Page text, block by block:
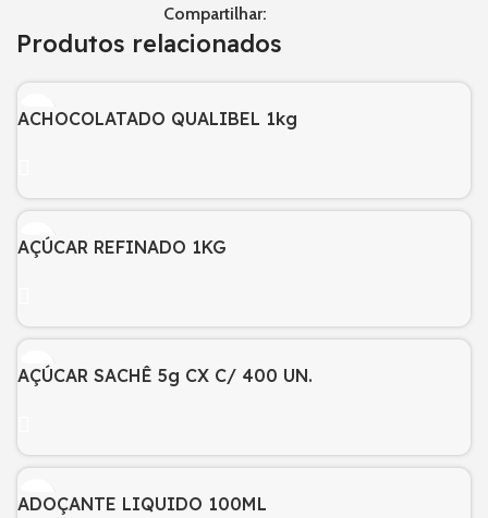
Compartilhar:
Produtos relacionados
ACHOCOLATADO QUALIBEL 1kg
AÇÚCAR REFINADO 1KG
AÇÚCAR SACHÊ 5g CX C/ 400 UN.
ADOÇANTE LIQUIDO 100ML